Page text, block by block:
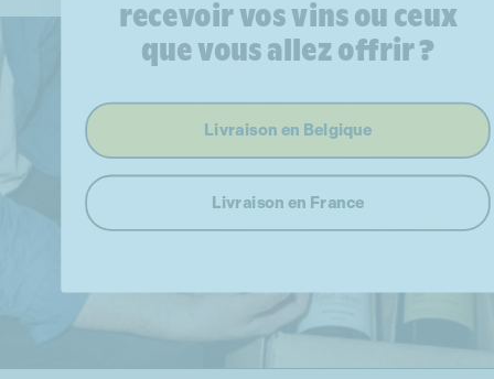
recevoir vos vins ou ceux
que vous allez offrir ?
Livraison en Belgique
Livraison en France